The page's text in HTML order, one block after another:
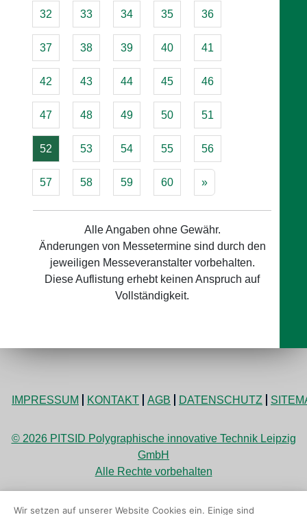
32 33 34 35 36
37 38 39 40 41
42 43 44 45 46
47 48 49 50 51
52 53 54 55 56
57 58 59 60 »
Alle Angaben ohne Gewähr.
Änderungen von Messetermine sind durch den
jeweiligen Messeveranstalter vorbehalten.
Diese Auflistung erhebt keinen Anspruch auf
Vollständigkeit.
IMPRESSUM KONTAKT AGB DATENSCHUTZ
© 2026 PITSID Polygraphische innovative Technik Leipzig
GmbH
Alle Rechte vorbehalten
Wir setzen auf unserer Website Cookies ein. Einige sind